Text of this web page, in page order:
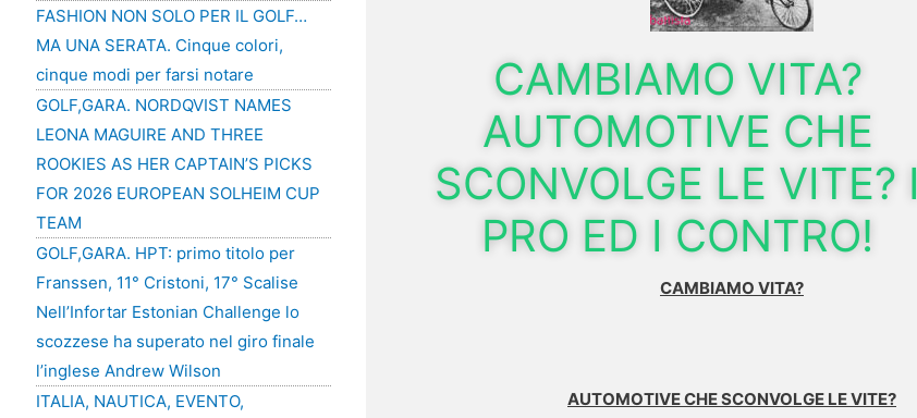
FASHION NON SOLO PER IL GOLF…
MA UNA SERATA. Cinque colori,
cinque modi per farsi notare
GOLF,GARA. NORDQVIST NAMES
LEONA MAGUIRE AND THREE
ROOKIES AS HER CAPTAIN’S PICKS
FOR 2026 EUROPEAN SOLHEIM CUP
TEAM
GOLF,GARA. HPT: primo titolo per
Franssen, 11° Cristoni, 17° Scalise
Nell’Infortar Estonian Challenge lo
scozzese ha superato nel giro finale
l’inglese Andrew Wilson
ITALIA, NAUTICA, EVENTO,
CAMBIAMO VITA?
AUTOMOTIVE CHE
SCONVOLGE LE VITE? I
PRO ED I CONTRO!
CAMBIAMO VITA?
AUTOMOTIVE CHE SCONVOLGE LE VITE?